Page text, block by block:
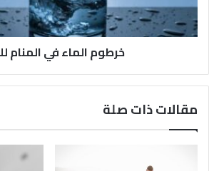
خرطوم الماء في المنام
مقالات ذات صلة